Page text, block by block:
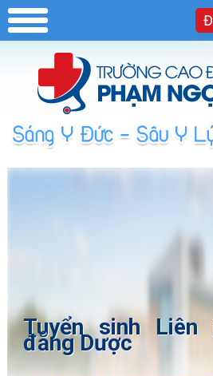
Tuyển sinh Liên
đẳng Dược